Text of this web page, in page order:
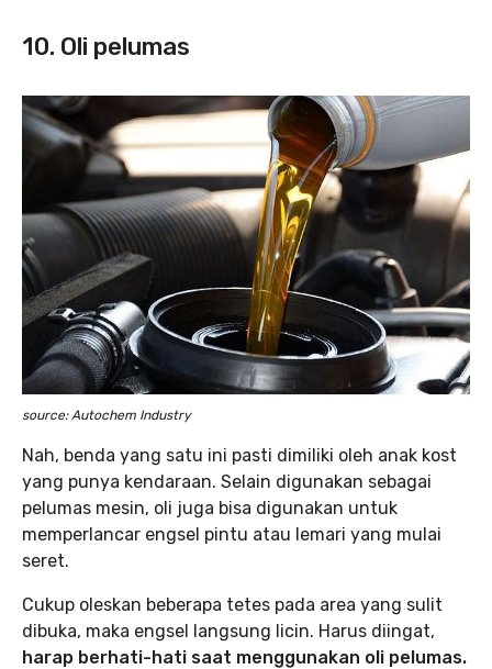
10. Oli pelumas
source: Autochem Industry
Nah, benda yang satu ini pasti dimiliki oleh anak kost
yang punya kendaraan. Selain digunakan sebagai
pelumas mesin, oli juga bisa digunakan untuk
memperlancar engsel pintu atau lemari yang mulai
seret.
Cukup oleskan beberapa tetes pada area yang sulit
dibuka, maka engsel langsung licin. Harus diingat,
harap berhati-hati saat menggunakan oli pelumas.